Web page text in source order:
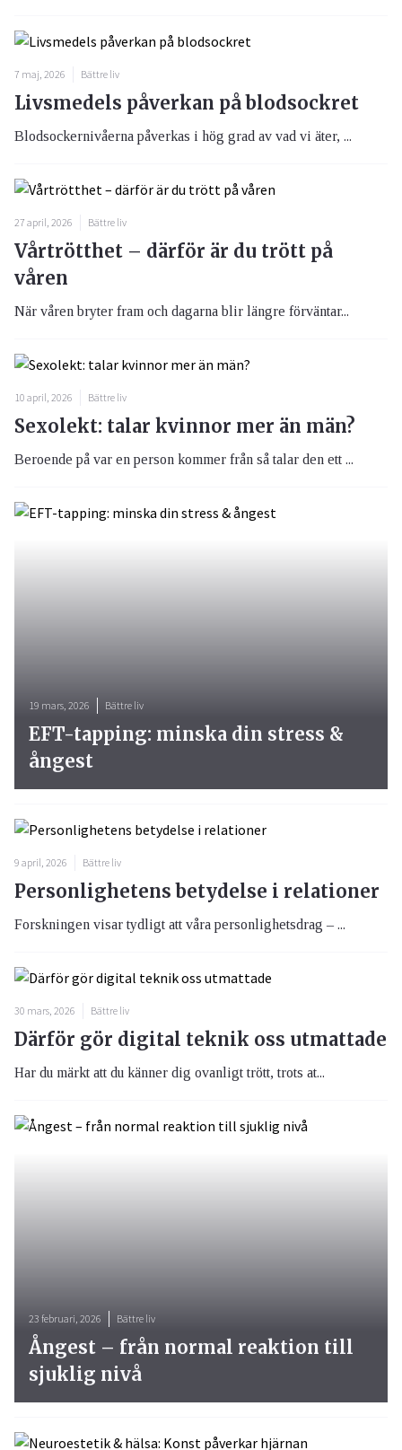
7 maj, 2026 Bättre liv
Livsmedels påverkan på blodsockret
Blodsockernivåerna påverkas i hög grad av vad vi äter, ...
27 april, 2026 Bättre liv
Vårtrötthet – därför är du trött på
våren
När våren bryter fram och dagarna blir längre förväntar...
10 april, 2026 Bättre liv
Sexolekt: talar kvinnor mer än män?
Beroende på var en person kommer från så talar den ett ...
9 april, 2026 Bättre liv
Personlighetens betydelse i relationer
Forskningen visar tydligt att våra personlighetsdrag – ...
30 mars, 2026 Bättre liv
Därför gör digital teknik oss utmattade
Har du märkt att du känner dig ovanligt trött, trots at...
19 mars, 2026 Bättre liv
EFT-tapping: minska din stress &
ångest
23 februari, 2026 Bättre liv
Ångest – från normal reaktion till
sjuklig nivå